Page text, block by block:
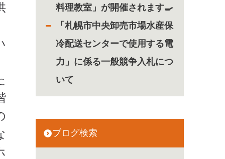
料理教室」が開催されます🍳
「札幌市中央卸売市場水産保
冷配送センターで使用する電
力」に係る一般競争入札につ
いて
ブログ検索